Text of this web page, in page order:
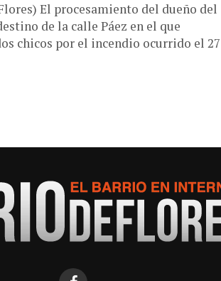
El procesamiento del dueño del
de la calle Páez en el que
chicos por el incendio ocurrido el 27